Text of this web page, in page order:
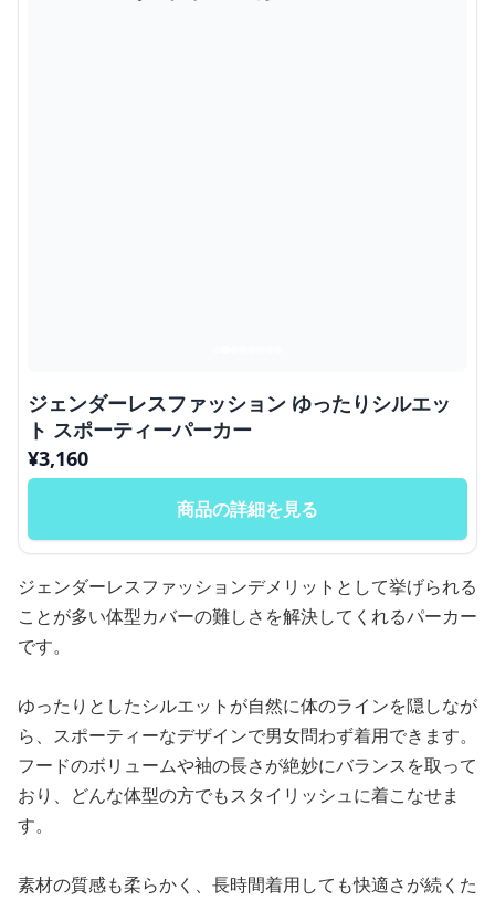
ジェンダーレスファッション ゆったりシルエッ
ト スポーティーパーカー
¥3,160
商品の詳細を見る
ジェンダーレスファッションデメリットとして挙げられる
ことが多い体型カバーの難しさを解決してくれるパーカー
です。
ゆったりとしたシルエットが自然に体のラインを隠しなが
ら、スポーティーなデザインで男女問わず着用できます。
フードのボリュームや袖の長さが絶妙にバランスを取って
おり、どんな体型の方でもスタイリッシュに着こなせま
す。
素材の質感も柔らかく、長時間着用しても快適さが続くた